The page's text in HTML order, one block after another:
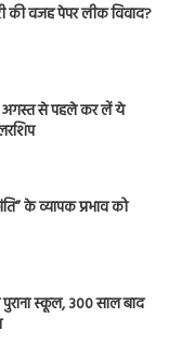
की वजह पेपर लीक विवाद?
अगस्त से पहले कर लें ये
के व्यापक प्रभाव को
स्कूल, 300 साल बाद